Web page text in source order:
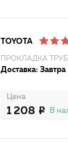
TOYOTA
ПРОКЛАДКА
Доставка: Завтра
Цена
1 208 В